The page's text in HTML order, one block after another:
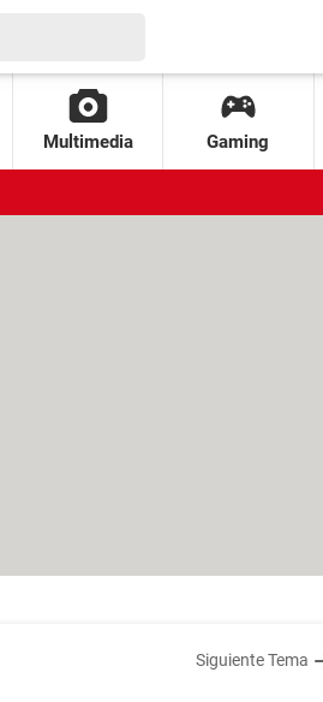
Multimedia Gaming
Siguiente Tema